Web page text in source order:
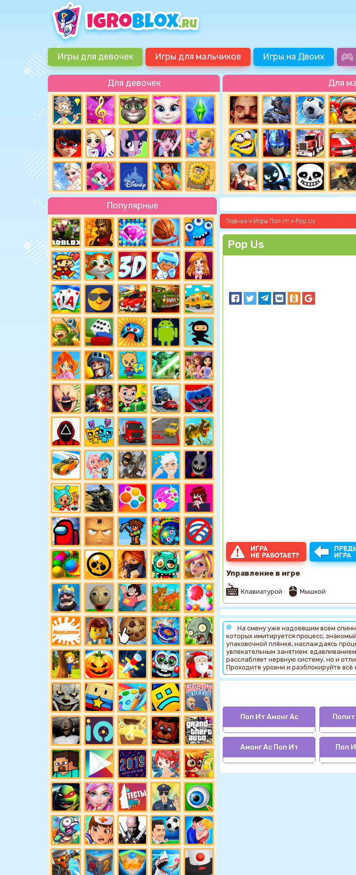
Игры для девочек Игры для мальчиков Игры на Двоих
Для девочек Для
Популярные
Главная » Игры Поп Ит» Pop Us
Pop Us
ИГРА
НЕ РАБОТАЕТ?
ИГРА
Управление в игре
Клавиатурой Мышкой
На смену уже надоевшим всем
которых имитируется процесс,
упаковочной плёнке, наслаждаясь
увлекательным занятием:
расслабляет нервную систему, но и
Проходите уровни и разблокируйте всё
Поп Ит Амонг Ас
Амонг Ас Поп Ит Поп